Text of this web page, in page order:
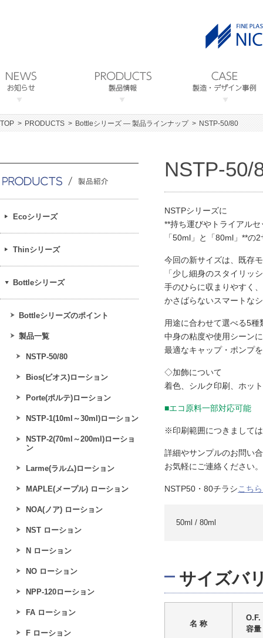
TOP PRODUCTS Bottleシリーズ ― 製品ラインナップ NSTP-50/80
NSTP-50/
NSTPシリーズに
**持ち運びやトライアル
「50ml」と「80ml」**の
今回の新サイズは、既存
「少し細身のスタイリッ
手のひらに収まりやすく
かさばらないスマートな
用途に合わせて選べる5種
中身の粘度や使用シーン
最適なキャップ・ポンプ
◇加飾について
着色、シルク印刷、ホッ
■エコ原料一部対応可能
※印刷範囲につきまして
詳細やサンプルのお問い
お気軽にご連絡ください。
NSTP50・80チラシこち
50ml / 80ml
サイズバ
名 称
O.F.
容量
Ecoシリーズ
Thinシリーズ
Bottleシリーズ
Bottleシリーズのポイント
製品一覧
NSTP-50/80
Bios(ビオス)ローション
Porte(ポルテ)ローション
NSTP-1(10ml～30ml)ローション
NSTP-2(70ml～200ml)ローショ
ン
Larme(ラルム)ローション
MAPLE(メープル) ローション
NOA(ノア) ローション
NST ローション
N ローション
NO ローション
NPP-120ローション
FA ローション
F ローション